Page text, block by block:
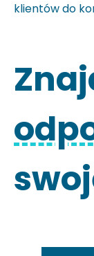
klientów do